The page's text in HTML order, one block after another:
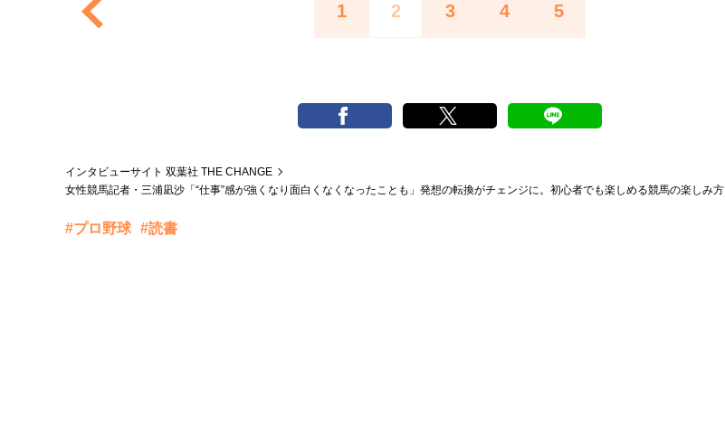
1 2 3 4 5
インタビューサイト 双葉社 THE CHANGE
女性競馬記者・三浦凪沙「“仕事”感が強くなり面白くなくなったことも」発想の転換がチェンジに。初心者でも楽しめる競馬の楽しみ方
#プロ野球 #読書